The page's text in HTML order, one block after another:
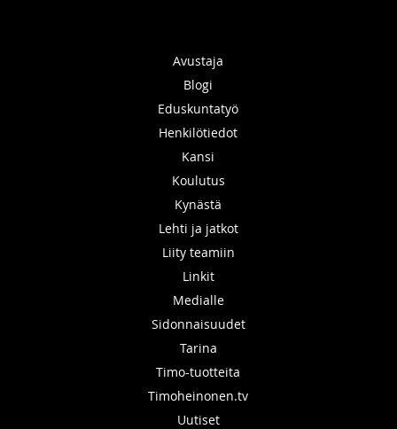
Avustaja
Blogi
Eduskuntatyö
Henkilötiedot
Kansi
Koulutus
Kynästä
Lehti ja jatkot
Liity teamiin
Linkit
Medialle
Sidonnaisuudet
Tarina
Timo-tuotteita
Timoheinonen.tv
Uutiset